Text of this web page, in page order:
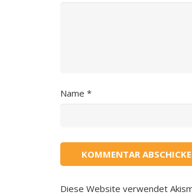
Name *
Diese Website verwendet